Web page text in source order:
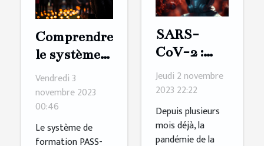
Comprendre
le système
de
formation
PASS-LAS
à Besançon
Vendredi 3
novembre 2023
00:46
Le système de
formation PASS-
SARS-
CoV-2 :
une lettre
pour
connaître
sa vraie
origine ?
Jeudi 2 novembre
2023 22:22
Depuis plusieurs
mois déjà, la
pandémie de la